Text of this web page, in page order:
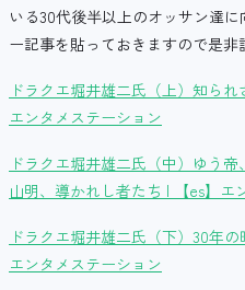
いる30代後半以上のオッサン達
ー記事を貼っておきますので是非
ドラクエ堀井雄二氏（上）知ら
エンタメステーション
ドラクエ堀井雄二氏（中）ゆう
山明、導かれし者たち | 【es】エ
ドラクエ堀井雄二氏（下）30年
エンタメステーション